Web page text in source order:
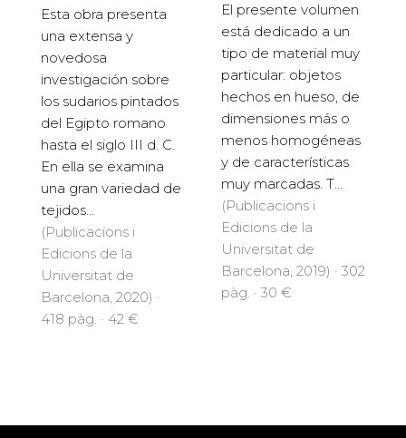
Esta obra presenta
una extensa y
novedosa
investigación sobre
los sudarios pintados
del Egipto romano
hasta el siglo III d. C.
En ella se examina
una gran variedad de
tejidos...
(Publicacions i
Edicions de la
Universitat de
Barcelona, 2020) ·
418 pàg. · 42 €
El presente volumen
está dedicado a un
tipo de material muy
particular: objetos
hechos en hueso, de
dimensiones más o
menos homogéneas
y de características
muy marcadas. T...
(Publicacions i
Edicions de la
Universitat de
Barcelona, 2019) · 302
pàg. · 30 €